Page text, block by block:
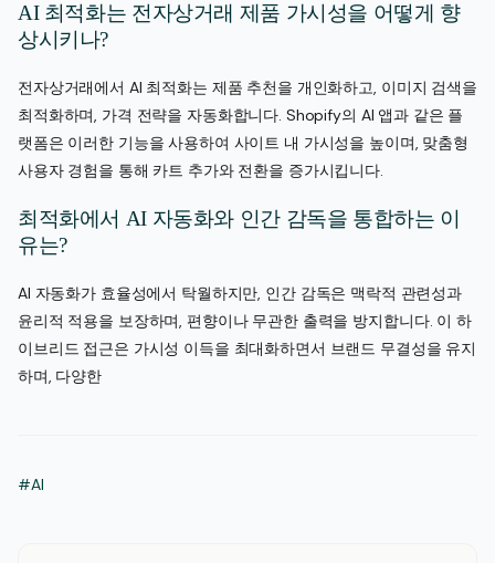
AI 최적화는 전자상거래 제품 가시성을 어떻게 향
상시키나?
전자상거래에서 AI 최적화는 제품 추천을 개인화하고, 이미지 검색을
최적화하며, 가격 전략을 자동화합니다. Shopify의 AI 앱과 같은 플
랫폼은 이러한 기능을 사용하여 사이트 내 가시성을 높이며, 맞춤형
사용자 경험을 통해 카트 추가와 전환을 증가시킵니다.
최적화에서 AI 자동화와 인간 감독을 통합하는 이
유는?
AI 자동화가 효율성에서 탁월하지만, 인간 감독은 맥락적 관련성과
윤리적 적용을 보장하며, 편향이나 무관한 출력을 방지합니다. 이 하
이브리드 접근은 가시성 이득을 최대화하면서 브랜드 무결성을 유지
하며, 다양한
#AI